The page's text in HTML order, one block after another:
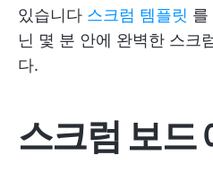
있습니다 스크럼 템플릿 를
닌 몇 분 안에 완벽한 스크
다.
스크럼 보드